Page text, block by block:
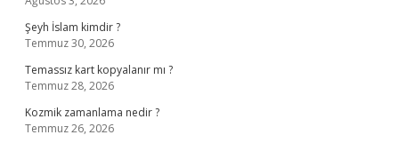
Şeyh İslam kimdir ?
Temmuz 30, 2026
Temassız kart kopyalanır mı ?
Temmuz 28, 2026
Kozmik zamanlama nedir ?
Temmuz 26, 2026